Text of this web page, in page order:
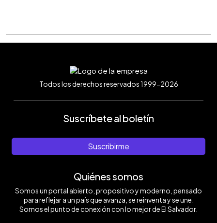
Todos los derechos reservados 1999-2026
Suscríbete al boletín
Suscribirme
Quiénes somos
Somos un portal abierto, propositivo y moderno, pensado
para reflejar a un país que avanza, se reinventa y se une.
Somos el punto de conexión con lo mejor de El Salvador.